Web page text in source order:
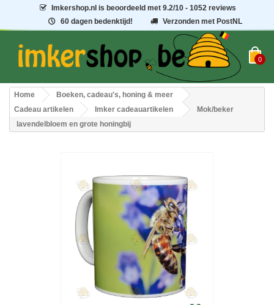
Imkershop.nl is beoordeeld met9.2/10 - 1052 reviews
60 dagen bedenktijd!
Verzonden met PostNL
0
Home
Boeken, cadeau's, honing & meer
Cadeau artikelen
Imker cadeauartikelen
Mok/beker
lavendelbloem en grote honingbij